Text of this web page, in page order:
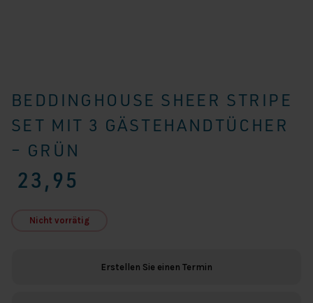
BEDDINGHOUSE SHEER STRIPE
SET MIT 3 GÄSTEHANDTÜCHER
– GRÜN
23,95
Nicht vorrätig
Erstellen Sie einen Termin